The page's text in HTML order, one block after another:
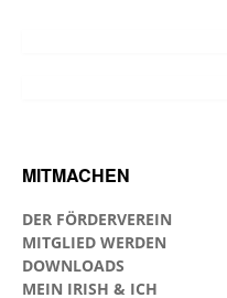
MITMACHEN
DER FÖRDERVEREIN
MITGLIED WERDEN
DOWNLOADS
MEIN IRISH & ICH